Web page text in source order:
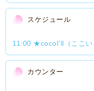
スケジュール
11:00 ★cocoI'll（ここ
カウンター